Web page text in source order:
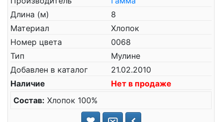
Длина (м)
8
Материал
Хлопок
Номер цвета
0068
Тип
Мулине
Добавлен в каталог
21.02.2010
Наличие
Нет в продаже
Состав: Хлопок 100%